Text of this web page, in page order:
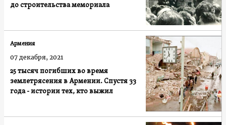
до строительства мемориала
25 тысяч погибших во время
землетрясения в Армении. Спустя 33
года - истории тех, кто выжил
Армения
07 декабря, 2021